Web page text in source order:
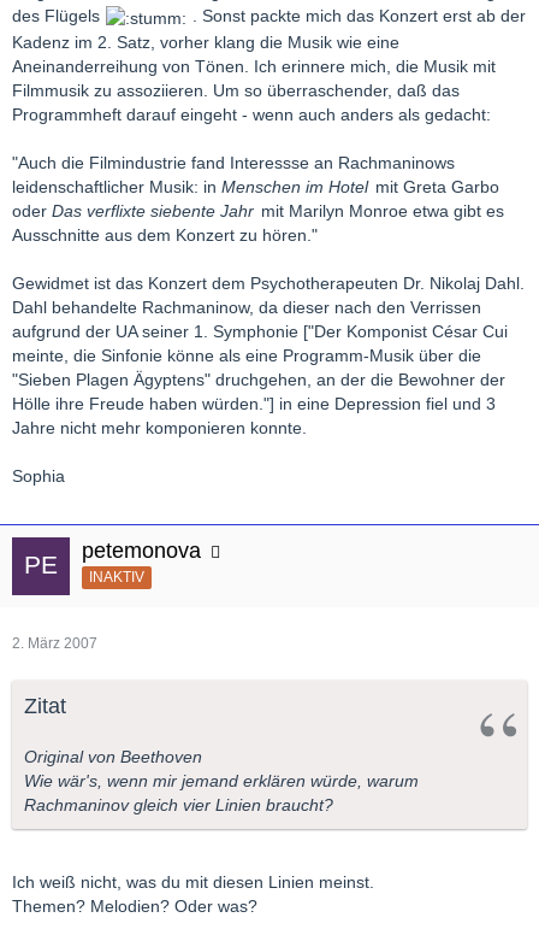
des Flügels
. Sonst packte mich das Konzert erst ab der
Kadenz im 2. Satz, vorher klang die Musik wie eine
Aneinanderreihung von Tönen. Ich erinnere mich, die Musik mit
Filmmusik zu assoziieren. Um so überraschender, daß das
Programmheft darauf eingeht - wenn auch anders als gedacht:
"Auch die Filmindustrie fand Interessse an Rachmaninows
leidenschaftlicher Musik: in Menschen im Hotel mit Greta Garbo
oder Das verflixte siebente Jahr mit Marilyn Monroe etwa gibt es
Ausschnitte aus dem Konzert zu hören."
Gewidmet ist das Konzert dem Psychotherapeuten Dr. Nikolaj Dahl.
Dahl behandelte Rachmaninow, da dieser nach den Verrissen
aufgrund der UA seiner 1. Symphonie ["Der Komponist César Cui
meinte, die Sinfonie könne als eine Programm-Musik über die
"Sieben Plagen Ägyptens" druchgehen, an der die Bewohner der
Hölle ihre Freude haben würden."] in eine Depression fiel und 3
Jahre nicht mehr komponieren konnte.
Sophia
petemonova
INAKTIV
2. März 2007
Zitat
Original von Beethoven
Wie wär's, wenn mir jemand erklären würde, warum
Rachmaninov gleich vier Linien braucht?
Ich weiß nicht, was du mit diesen Linien meinst.
Themen? Melodien? Oder was?